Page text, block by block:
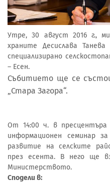
Утре, 30 август 2016 г.,
храните Десислава
специализирано
– Есен.
Събитието ще се
„Стара Загора“.
От 14:00 ч. в
информационен семинар
развитие на селските
през есента. В него ще
Министерството.
Сподели в: